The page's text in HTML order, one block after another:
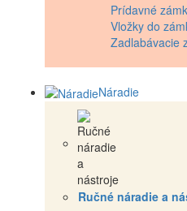
Prídavné
Vložky do
Zadlabávacie
Náradie
Ručné náradie a